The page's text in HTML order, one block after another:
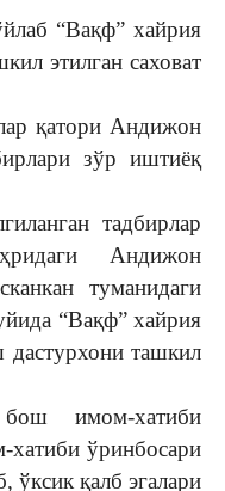
“Вақф” хайрия
этилган саховат
қатори Андижон
зўр иштиёқ
тадбирлар
Андижон
туманидаги
“Вақф” хайрия
ташкил
имом-хатиби
ўринбосари
қалб эгалари